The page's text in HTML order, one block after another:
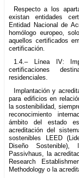
Respecto a los
existan entidades
Entidad Nacional de
homólogo europeo,
aquellos certificados
certificación.
1.4.– Línea IV:
certificaciones
residenciales.
Implantación y
para edificios en
la sostenibilidad,
reconocimiento
ámbito del estado
acreditación del
sostenibles LEED
Diseño
Passivhaus, la
Research
Methodology o la